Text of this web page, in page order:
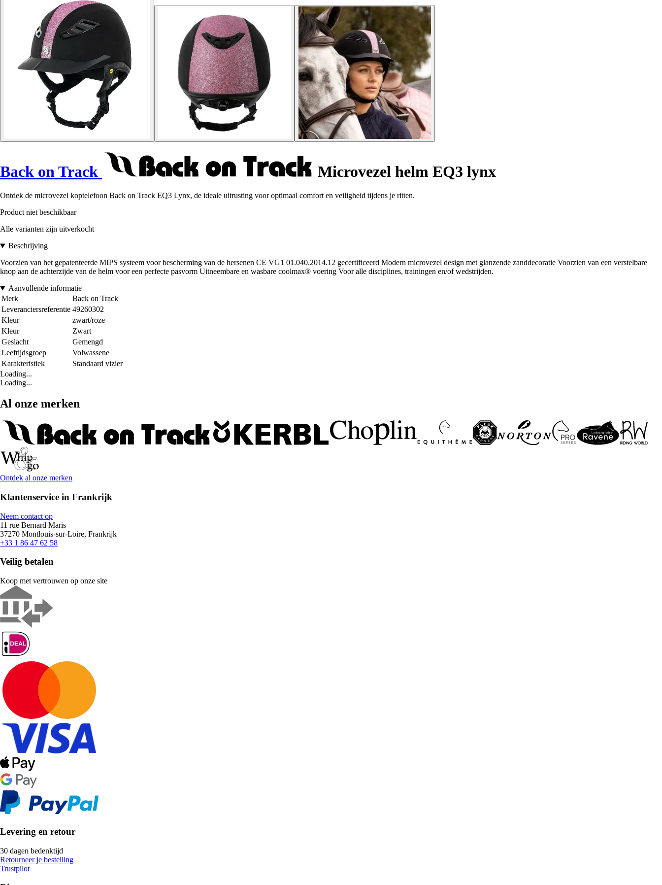
Back on Track Microvezel helm EQ3 lynx
Ontdek de microvezel koptelefoon Back on Track EQ3 Lynx, de ideale uitrusting voor optimaal comfort en veiligheid tijdens je ritten.
Product niet beschikbaar
Alle varianten zijn uitverkocht
Beschrijving
Voorzien van het gepatenteerde MIPS systeem voor bescherming van de hersenen CE VG1 01.040.2014.12 gecertificeerd Modern microvezel design met glanzende zanddecoratie Voorzien van een verstelbare
knop aan de achterzijde van de helm voor een perfecte pasvorm Uitneembare en wasbare coolmax® voering Voor alle disciplines, trainingen en/of wedstrijden.
Aanvullende informatie
Merk
Back on Track
Leveranciersreferentie 49260302
Kleur
zwart/roze
Kleur
Zwart
Geslacht
Gemengd
Leeftijdsgroep
Volwassene
Karakteristiek
Standaard vizier
Loading...
Loading...
Al onze merken
Ontdek al onze merken
Klantenservice in Frankrijk
Neem contact op
11 rue Bernard Maris
37270 Montlouis-sur-Loire, Frankrijk
+33 1 86 47 62 58
Veilig betalen
Koop met vertrouwen op onze site
Levering en retour
30 dagen bedenktijd
Retourneer je bestelling
Trustpilot